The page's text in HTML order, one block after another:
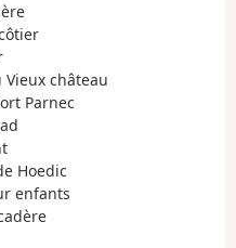
Vieux château
Parnec
Hoedic
enfants